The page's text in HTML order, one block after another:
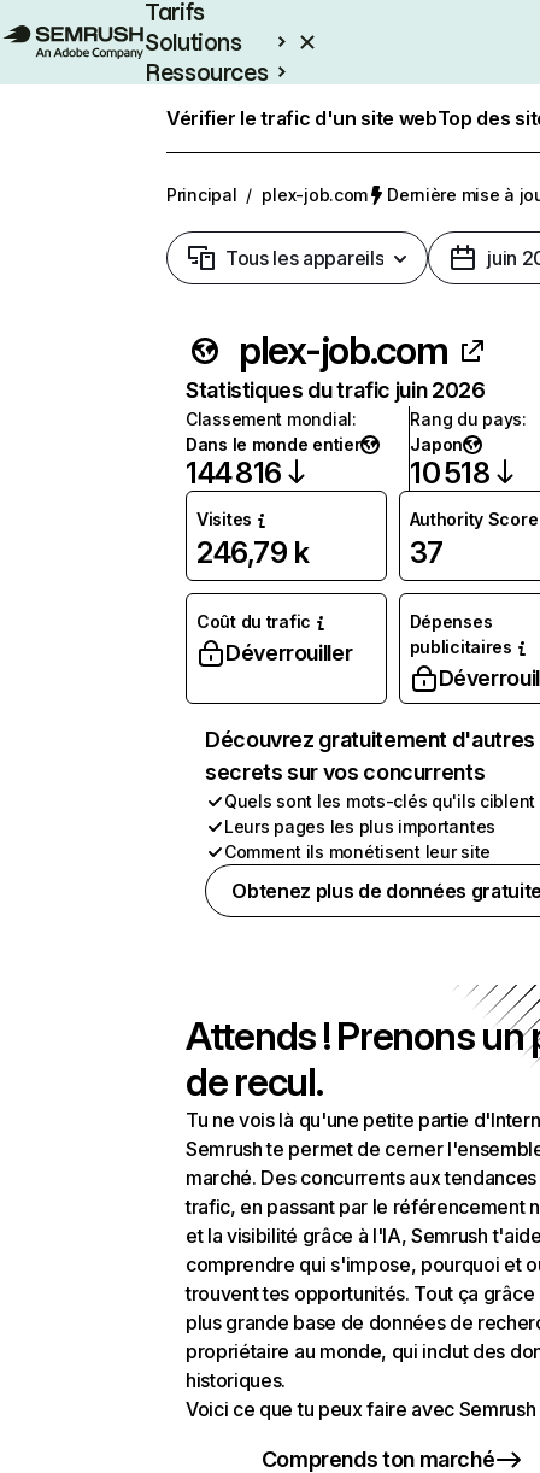
Tarifs
Solutions
Ressources
Vérifier le trafic d'un site webTop des
Principal / plex-job.com Dernière mise à
Tous les appareils juin
plex-job.com
Statistiques du trafic juin 2026
Classement mondial:
Dans le monde entier
144 816
Rang du pays:
Japon
10 518
Visites
246,79 k
Authority Score
37
Coût du trafic
Déverrouiller
Dépenses
publicitaires
Découvrez gratuitement d'autres
secrets sur vos concurrents
Quels sont les mots-clés qu'ils ciblent
Leurs pages les plus importantes
Comment ils monétisent leur site
Obtenez plus de données
Attends ! Prenons un
de recul.
Tu ne vois là qu'une petite partie
Semrush te permet de cerner
marché. Des concurrents aux
trafic, en passant par le référencement
et la visibilité grâce à l'IA, Semrush
comprendre qui s'impose, pourquoi et
trouvent tes opportunités. Tout ça grâce
plus grande base de données de
propriétaire au monde, qui inclut des
historiques.
Voici ce que tu peux faire avec Semrush
Comprends ton marché